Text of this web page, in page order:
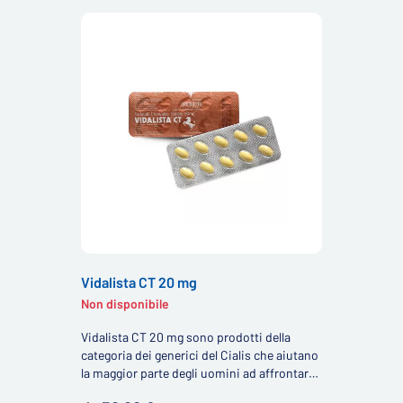
Vidalista CT 20 mg
Non disponibile
Vidalista CT 20 mg sono prodotti della
categoria dei generici del Cialis che aiutano
la maggior parte degli uomini ad affrontare